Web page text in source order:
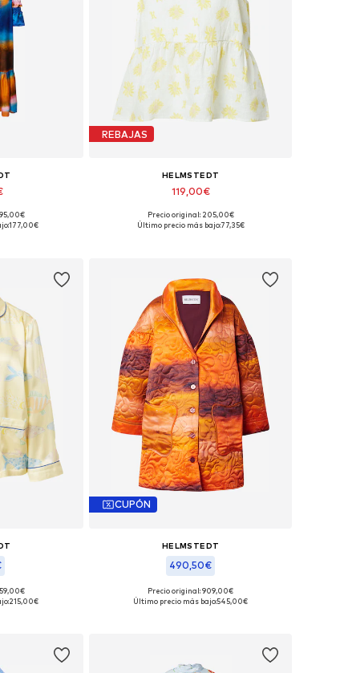
36, 38
177,00€
REBAJAS
HELMSTEDT
119,00€
Tallas disponibles: M
Precio original: 205,00€
Último precio más bajo:77,35€
XS
215,00€
CUPÓN
HELMSTEDT
490,50€
Tallas disponibles: XS
Precio original: 909,00€
Último precio más bajo:545,00€